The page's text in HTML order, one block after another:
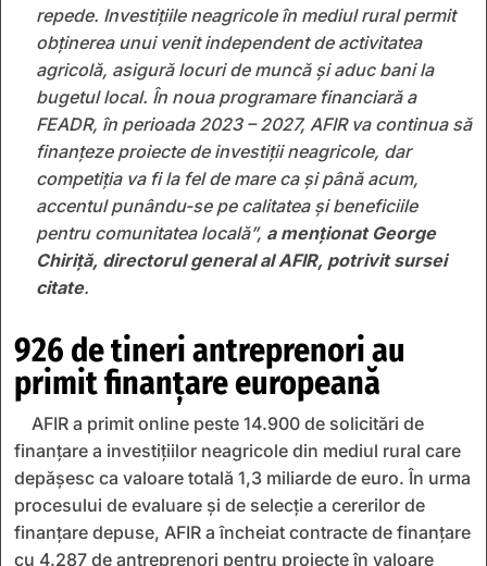
repede. Investițiile neagricole în mediul rural permit
obținerea unui venit independent de activitatea
agricolă, asigură locuri de muncă și aduc bani la
bugetul local. În noua programare financiară a
FEADR, în perioada 2023 – 2027, AFIR va continua să
finanțeze proiecte de investiții neagricole, dar
competiția va fi la fel de mare ca și până acum,
accentul punându-se pe calitatea și beneficiile
pentru comunitatea locală”, a menționat George
Chiriță, directorul general al AFIR, potrivit sursei
citate.
926 de tineri antreprenori au
primit finanțare europeană
AFIR a primit online peste 14.900 de solicitări de
finanțare a investițiilor neagricole din mediul rural care
depășesc ca valoare totală 1,3 miliarde de euro. În urma
procesului de evaluare și de selecție a cererilor de
finanțare depuse, AFIR a încheiat contracte de finanțare
cu 4.287 de antreprenori pentru proiecte în valoare